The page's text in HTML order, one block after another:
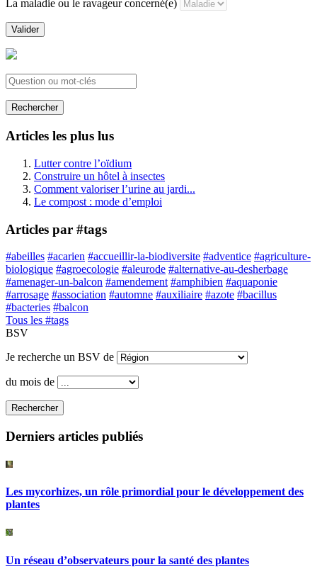
La maladie ou le ravageur concerné(e)
Valider
Rechercher
Articles les plus lus
Lutter contre l’oïdium
Construire un hôtel à insectes
Comment valoriser l’urine au jardi...
Le compost : mode d’emploi
Articles par #tags
#abeilles #acarien #accueillir-la-biodiversite #adventice #agriculture-
biologique #agroecologie #aleurode #alternative-au-desherbage
#amenager-un-balcon #amendement #amphibien #aquaponie
#arrosage #association #automne #auxiliaire #azote #bacillus
#bacteries #balcon
Tous les #tags
BSV
Je recherche un BSV de
du mois de
Rechercher
Derniers articles publiés
Les mycorhizes, un rôle primordial pour le développement des
plantes
Un réseau d’observateurs pour la santé des plantes